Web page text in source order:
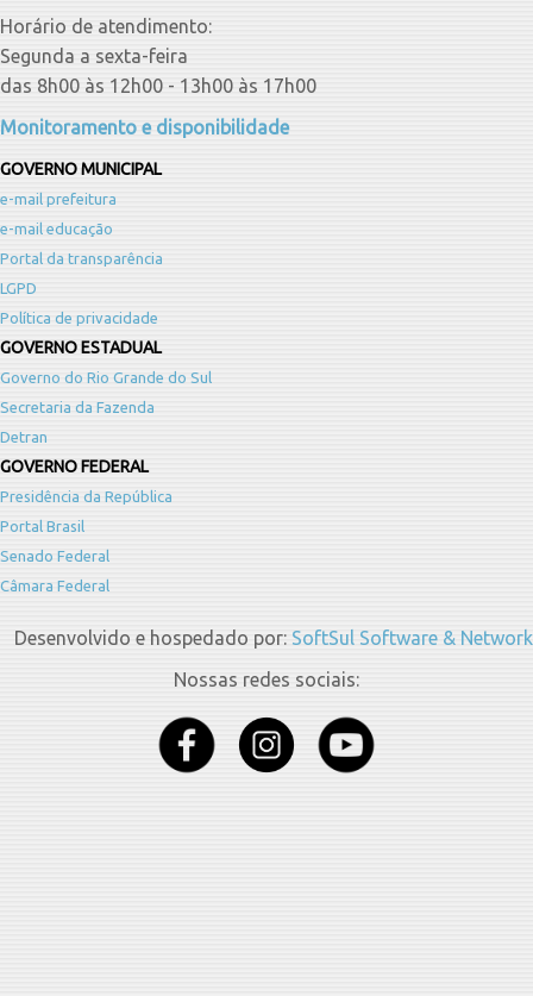
Horário de atendimento:
Segunda a sexta-feira
das 8h00 às 12h00 - 13h00 às 17h00
Monitoramento e disponibilidade
GOVERNO MUNICIPAL
e-mail prefeitura
e-mail educação
Portal da transparência
LGPD
Política de privacidade
GOVERNO ESTADUAL
Governo do Rio Grande do Sul
Secretaria da Fazenda
Detran
GOVERNO FEDERAL
Presidência da República
Portal Brasil
Senado Federal
Câmara Federal
Desenvolvido e hospedado por: SoftSul Software & Network
Nossas redes sociais: